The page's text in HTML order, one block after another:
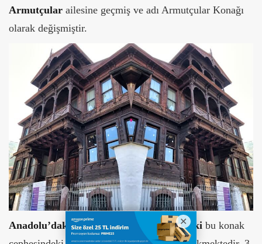
Armutçular ailesine geçmiş ve adı Armutçular Konağı
olarak değişmiştir.
Anadolu’daki tek ahşap barok mimarideki bu konak